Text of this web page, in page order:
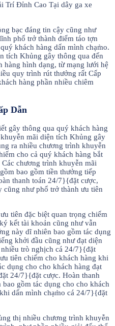
bạc đáng tin cậy cũng như
phổ trở thành điểm táo tợn
khách hàng dấn mình chạm̀o.
tích Khủng gây thông qua đến
hàng hình dạng, từ mạng lưới hệ
quy trình rút thưởng rất Cấp
hàng phần nhiều chiêm
Dẫn
gây thông qua quý khách hàng
mãi diện tích Khủng gây
ra nhiều chương trình khuyễn
cho cả quý khách hàng bắt
chương trình khuyễn mãi
bao gồm tiền thưởng tiếp
thanh toán 24/7}{đặt cược,
như phổ trở thành ưu tiên
tiên đặc biệt quan trọng chiếm
kết tài khoản cũng như vẫn
này dĩ nhiên bao gồm tác dụng
khởi đầu cũng như đạt diện
trò nghịch cá 24/7}{đặt
tiên chiếm cho khách hàng khi
dụng cho cho khách hàng đạt
24/7}{đặt cược. Hoàn thanh
gồm tác dụng cho cho khách
dấn mình chạm̀o cá 24/7}{đặt
thị nhiều chương trình khuyễn